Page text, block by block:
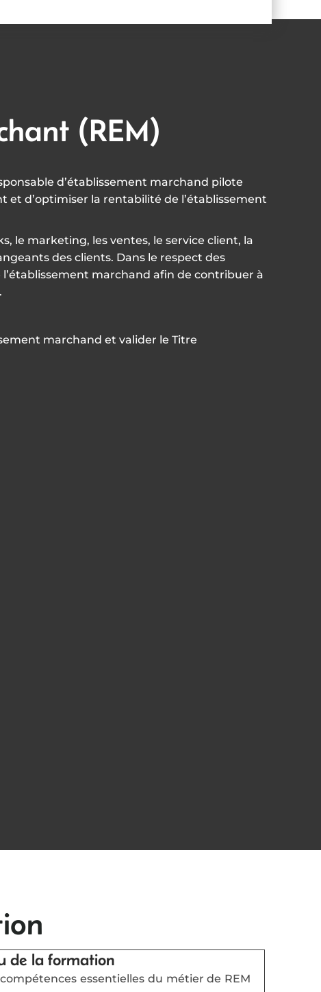
(REM)
d’établissement marchand pilote
et d’optimiser la rentabilité de l’établissement
le marketing, les ventes, le service client, la
des clients. Dans le respect des
marchand afin de contribuer à
marchand et valider le Titre
de la formation
essentielles du métier de REM